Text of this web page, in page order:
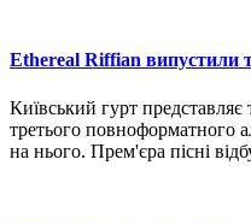
Ethereal Riffian випустили
Київський гурт представляє
третього повноформатного
на нього. Прем'єра пісні